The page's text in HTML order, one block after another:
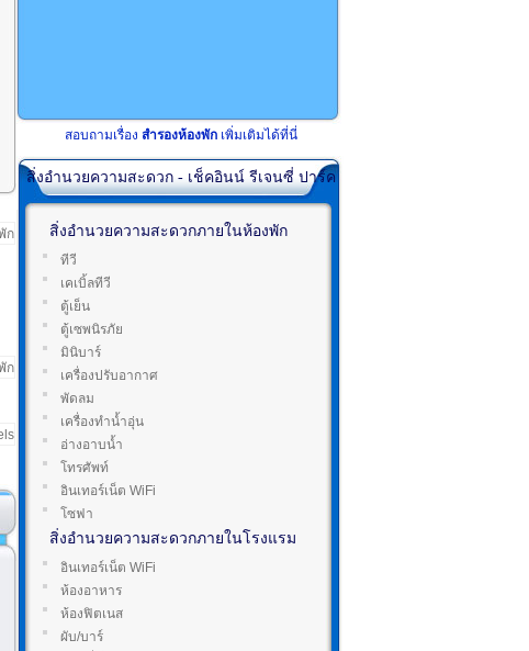
สอบถามเรื่อง สำรองห้องพัก เพิ่มเติมได้ที่นี่
สิ่งอำนวยความสะดวก - เช็คอินน์ รีเจนซี่ ปาร์ค
สิ่งอำนวยความสะดวกภายในห้องพัก
ทีวี
เคเบิ้ลทีวี
ตู้เย็น
ตู้เซพนิรภัย
มินิบาร์
เครื่องปรับอากาศ
พัดลม
เครื่องทำน้ำอุ่น
อ่างอาบน้ำ
โทรศัพท์
อินเทอร์เน็ต WiFi
โซฟา
สิ่งอำนวยความสะดวกภายในโรงแรม
อินเทอร์เน็ต WiFi
ห้องอาหาร
ห้องฟิตเนส
ผับ/บาร์